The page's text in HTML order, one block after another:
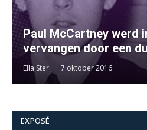
Paul McCartney werd
vervangen door een
Ella Ster 7 oktober 2016
EXPOSÉ